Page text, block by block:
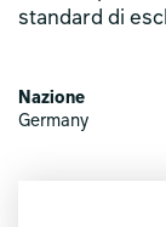
standard di
Nazione
Germany